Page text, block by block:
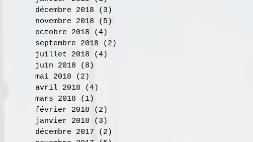
décembre 2018
(3)
novembre 2018
(5)
octobre 2018
(4)
septembre 2018
(2)
juillet 2018
(4)
juin 2018
(8)
mai 2018
(2)
avril 2018
(4)
mars 2018
(1)
février 2018
(2)
janvier 2018
(3)
décembre 2017
(2)